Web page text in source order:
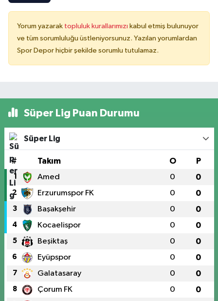
Yorum yazarak topluluk kurallarımızı kabul etmiş bulunuyor
ve tüm sorumluluğu üstleniyorsunuz. Yazılan yorumlardan
Spor Depor hiçbir şekilde sorumlu tutulamaz.
Süper Lig Puan Durumu
Süper Lig
# Takım O P
1 Amed 0 0
2 Erzurumspor FK 0 0
3 Başakşehir 0 0
4 Kocaelispor 0 0
5 Beşiktaş 0 0
6 Eyüpspor 0 0
7 Galatasaray 0 0
8 Çorum FK 0 0